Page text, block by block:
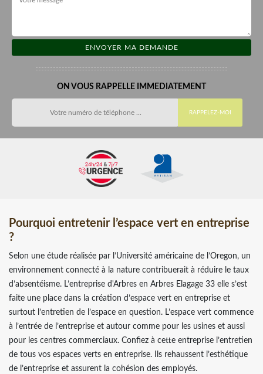
ON VOUS RAPPELLE IMMEDIATEMENT
Pourquoi entretenir l’espace vert en entreprise
?
Selon une étude réalisée par l’Université américaine de l’Oregon, un
environnement connecté à la nature contribuerait à réduire le taux
d’absentéisme. L’entreprise d'Arbres en Arbres Elagage 33 elle s’est
faite une place dans la création d’espace vert en entreprise et
surtout l’entretien de l’espace en question. L’espace vert commence
à l’entrée de l’entreprise et autour comme pour les usines et aussi
pour les centres commerciaux. Confiez à cette entreprise l’entretien
de tous vos espaces verts en entreprise. Ils rehaussent l’esthétique
de l’entreprise et assurent la cohésion des employés.